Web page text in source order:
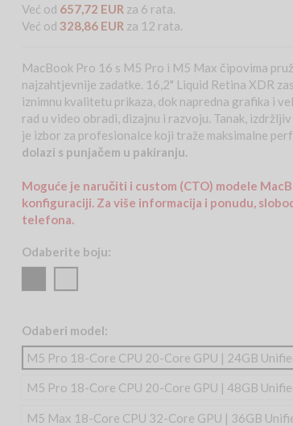
Već od 657,72 EUR za 6 rata.
Već od328,86 EUR za 12 rata.
MacBook Pro 16 s M5 Pro i M5 Max čipovima
najzahtjevnije zadatke. 16,2" Liquid Retina XDR
iznimnu kvalitetu prikaza, dok napredna grafika i
rad u video obradi, dizajnu i razvoju. Tanak,
je izbor za profesionalce koji traže maksimalne
dolazi s punjačem u pakiranju.
Moguće je naručiti i custom (CTO) modele
konfiguraciji. Za više informacija i ponudu,
telefona.
Odaberite boju:
Odaberi model:
M5 Pro 18-Core CPU 20-Core GPU | 24GB
M5 Pro 18-Core CPU 20-Core GPU | 48GB
M5 Max 18-Core CPU 32-Core GPU | 36GB